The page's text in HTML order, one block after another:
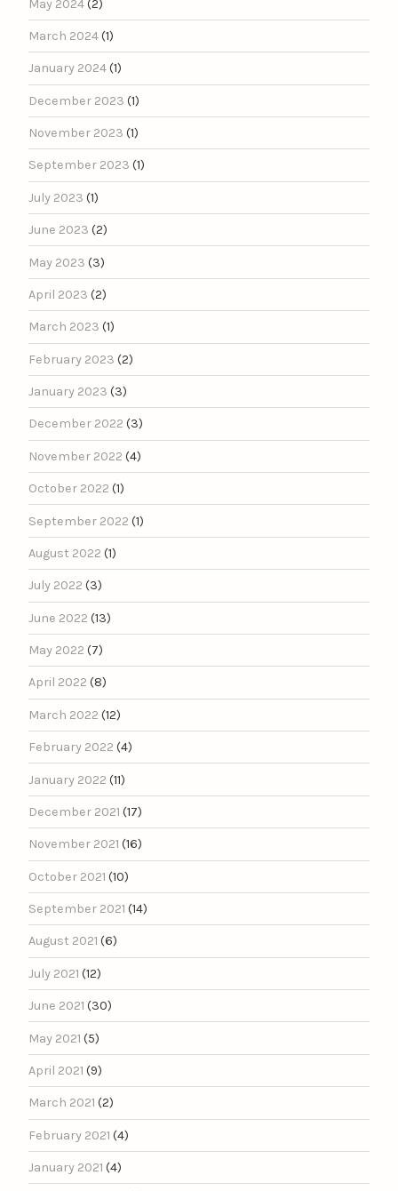
May 2024(2)
March 2024(1)
January 2024(1)
December 2023 (1)
November 2023 (1)
September 2023 (1)
July 2023 (1)
June 2023 (2)
May 2023 (3)
April 2023 (2)
March 2023 (1)
February 2023 (2)
January 2023 (3)
December 2022 (3)
November 2022 (4)
October 2022 (1)
September 2022 (1)
August 2022 (1)
July 2022 (3)
June 2022 (13)
May 2022 (7)
April 2022 (8)
March 2022 (12)
February 2022 (4)
January 2022 (11)
December 2021 (17)
November 2021 (16)
October 2021 (10)
September 2021 (14)
August 2021 (6)
July 2021 (12)
June 2021 (30)
May 2021 (5)
April 2021 (9)
March 2021 (2)
February 2021 (4)
January 2021 (4)